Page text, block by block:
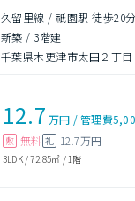
久留里線 / 祇園駅 徒歩20分
新築 / 3階建
千葉県木更津市太田２丁目
12.7 万円 /管理費
敷 無料 礼 12.7万円
3LDK/72.85㎡ / 1階